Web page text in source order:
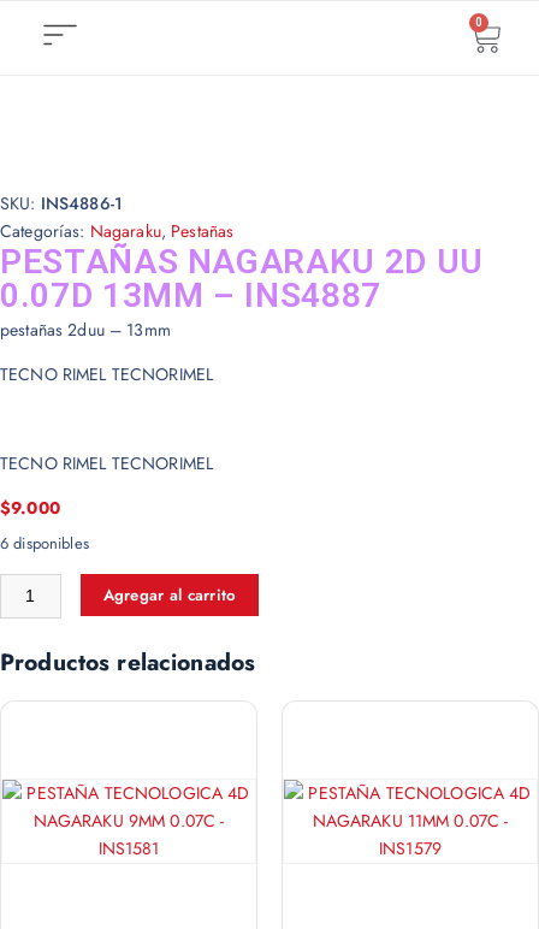
0
SKU: INS4886-1
Categorías: Nagaraku, Pestañas
PESTAÑAS NAGARAKU 2D UU
0.07D 13MM – INS4887
pestañas 2duu – 13mm
TECNO RIMEL TECNORIMEL
TECNO RIMEL TECNORIMEL
$9.000
6 disponibles
Agregar al carrito
Productos relacionados